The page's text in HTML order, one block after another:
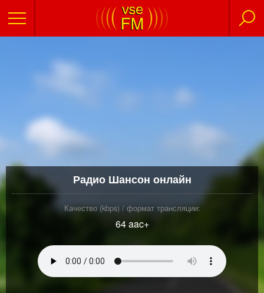
Радио Шансон онлайн
Качество (kbps) / формат трансляции:
64 aac+